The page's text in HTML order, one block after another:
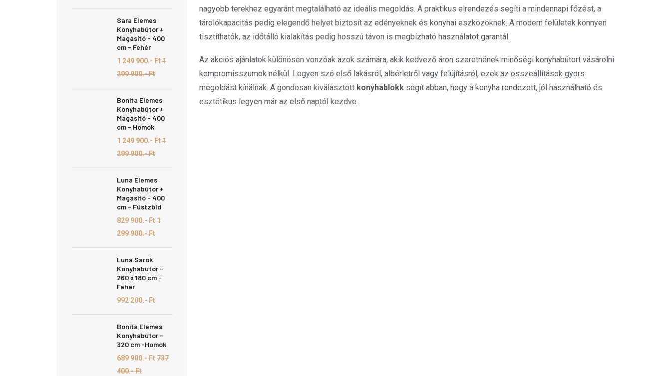
nagyobb terekhez egyaránt megtalálható az ideális megoldás. A praktikus elrendezés segíti a mindennapi főzést, a
tárolókapacitás pedig elegendő helyet biztosít az edényeknek és konyhai eszközöknek. A modern felületek könnyen
tisztíthatók, az időtálló kialakítás pedig hosszú távon is megbízható használatot garantál.
Az akciós ajánlatok különösen vonzóak azok számára, akik kedvező áron szeretnének minőségi konyhabútort vásárolni
kompromisszumok nélkül. Legyen szó első lakásról, albérletről vagy felújításról, ezek az összeállítások gyors
megoldást kínálnak. A gondosan kiválasztott konyhablokk segít abban, hogy a konyha rendezett, jól használható és
esztétikus legyen már az első naptól kezdve.
Sara Elemes
Konyhabútor +
Magasító - 400
cm - Fehér
1 249 900.- Ft1
299 900.- Ft
Bonita Elemes
Konyhabútor +
Magasító - 400
cm - Homok
1 249 900.- Ft1
299 900.- Ft
Luna Elemes
Konyhabútor +
Magasító - 400
cm - Füstzöld
829 900.- Ft1
299 900.- Ft
Luna Sarok
Konyhabútor -
260 x 180 cm -
Fehér
992 200.- Ft
Bonita Elemes
Konyhabútor -
320 cm -Homok
689 900.- Ft737
400.- Ft